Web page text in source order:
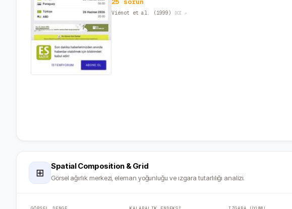
Viénot et al. (1999) DOI ↗
⊞
Spatial Composition & Grid
Görsel ağırlık merkezi, eleman yoğunluğu ve ızgara tutarlılığı analizi.